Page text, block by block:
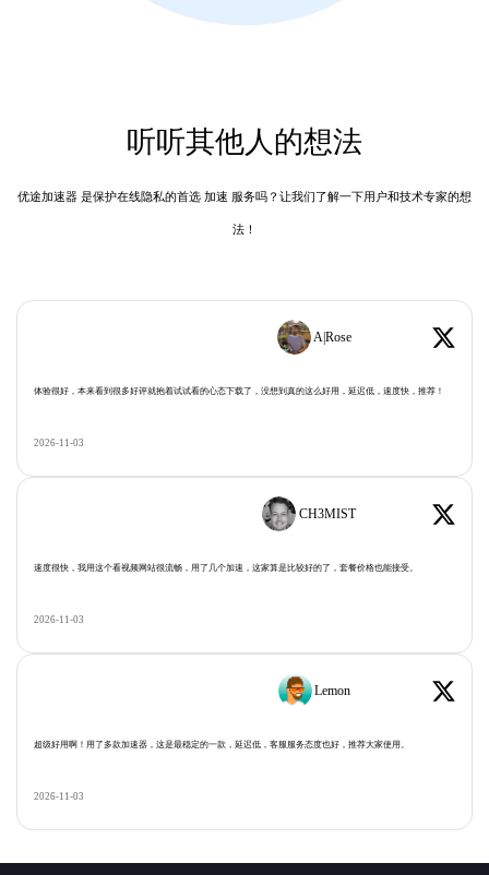
听听其他人的想法
优途加速器 是保护在线隐私的首选 加速 服务吗？让我们了解一下用户和技术专家的想
法！
A|Rose
体验很好，本来看到很多好评就抱着试试看的心态下载了，没想到真的这么好用，延迟低，速度快，推荐！
2026-11-03
CH3MIST
速度很快，我用这个看视频网站很流畅，用了几个加速，这家算是比较好的了，套餐价格也能接受。
2026-11-03
Lemon
超级好用啊！用了多款加速器，这是最稳定的一款，延迟低，客服服务态度也好，推荐大家使用。
2026-11-03